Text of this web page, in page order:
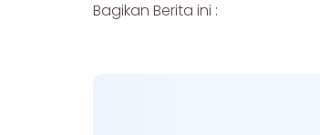
Bagikan Berita ini :